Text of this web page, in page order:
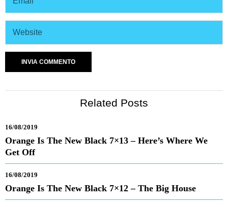
Related Posts
16/08/2019
Orange Is The New Black 7×13 – Here’s Where We
Get Off
16/08/2019
Orange Is The New Black 7×12 – The Big House